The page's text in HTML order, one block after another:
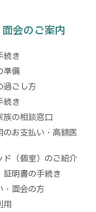
会のご案内
続き
準備
過ごし方
続き
族の相談窓口
のお支払い・高額医
ド（個室）のご紹介
証明書の手続き
・面会の方
用